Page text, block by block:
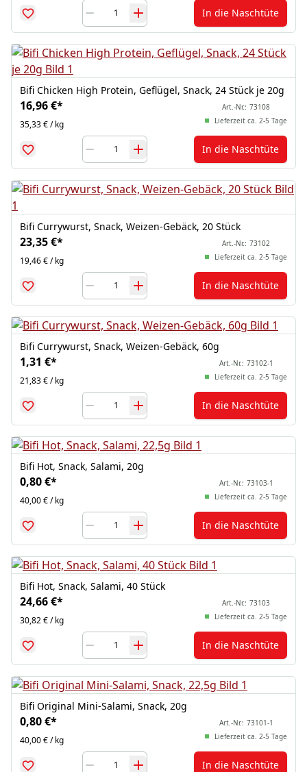
In die Naschtüte
Bifi Chicken High Protein, Geflügel, Snack, 24 Stück je 20g
16,96 €*
35,33 € / kg
Art.-Nr.: 73108
Lieferzeit ca. 2-5 Tage
In die Naschtüte
Bifi Currywurst, Snack, Weizen-Gebäck, 20 Stück
23,35 €*
19,46 € / kg
Art.-Nr.: 73102
Lieferzeit ca. 2-5 Tage
In die Naschtüte
Bifi Currywurst, Snack, Weizen-Gebäck, 60g
1,31 €*
21,83 € / kg
Art.-Nr.: 73102-1
Lieferzeit ca. 2-5 Tage
In die Naschtüte
Bifi Hot, Snack, Salami, 20g
0,80 €*
40,00 € / kg
Art.-Nr.: 73103-1
Lieferzeit ca. 2-5 Tage
In die Naschtüte
Bifi Hot, Snack, Salami, 40 Stück
24,66 €*
30,82 € / kg
Art.-Nr.: 73103
Lieferzeit ca. 2-5 Tage
In die Naschtüte
Bifi Original Mini-Salami, Snack, 20g
0,80 €*
40,00 € / kg
Art.-Nr.: 73101-1
Lieferzeit ca. 2-5 Tage
In die Naschtüte